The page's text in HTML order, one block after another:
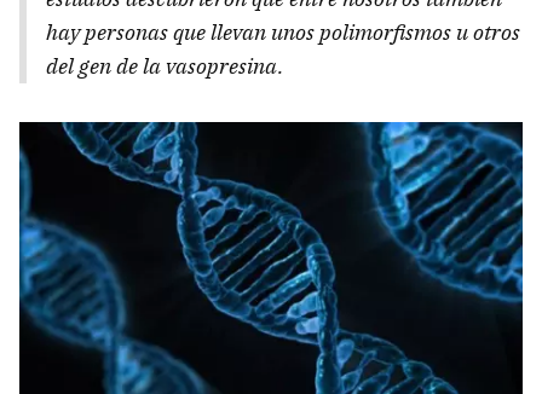
hay personas que llevan unos polimorfismos u otros
del gen de la vasopresina.